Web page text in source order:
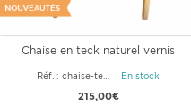
Chaise en teck naturel vernis
En stock
215,00€